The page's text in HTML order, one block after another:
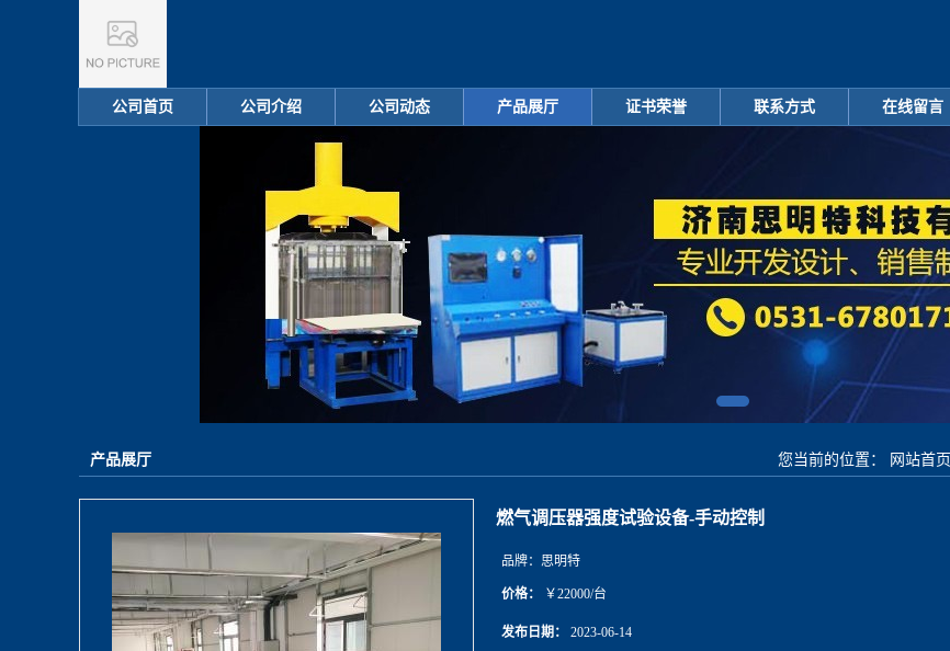
公司首页 公司介绍 公司动态 产品展厅 证书荣誉 联系方式 在线留言
产品展厅 您当前的位置： 网站首页
燃气调压器强度试验设备-手动控制
品牌： 思明特
价格： ￥22000/台
发布日期： 2023-06-14